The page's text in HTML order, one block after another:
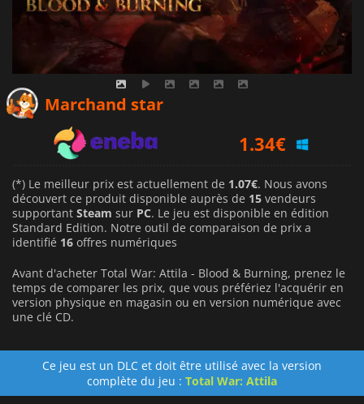
Marchand star
1.34€
1.59€
(*) Le meilleur prix est actuellement de 1.07€. Nous avons
découvert ce produit disponible auprès de 15 vendeurs
supportant Steam sur PC. Le jeu est disponible en édition
Standard Edition. Notre outil de comparaison de prix a
identifié 16 offres numériques
Avant d'acheter Total War: Attila - Blood & Burning, prenez le
temps de comparer les prix, que vous préfériez l'acquérir en
version physique en magasin ou en version numérique avec
une clé CD.
Ce jeu est un DLC et doit être utilisé avec la version
complète du jeu : Total War: Attila